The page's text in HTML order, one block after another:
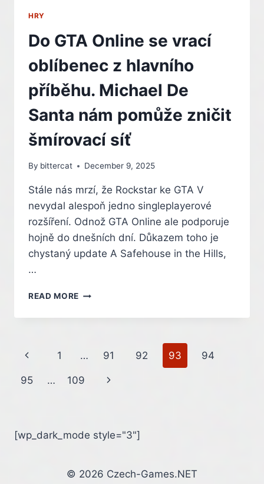
HARADA
PO
NEŽ
LETECH
ODCHÁZÍ
Z
TÝMU
HRY
Do GTA Online se vrací
oblíbenec z hlavního
příběhu. Michael De
Santa nám pomůže zničit
šmírovací síť
By bittercat December 9, 2025
Stále nás mrzí, že Rockstar ke GTA V
nevydal alespoň jedno singleplayerové
rozšíření. Odnož GTA Online ale podporuje
hojně do dnešních dní. Důkazem toho je
chystaný update A Safehouse in the Hills,
…
READ MORE DO
ONLINE
OBLÍBENEC
HLAVNÍHO
SANTA
NÁM
ŠMÍROVACÍ
Page
navigation
Previous
Page
1 … 91 92 93 94
95 … 109
Next
[wp_dark_mode style="3"]
© 2026 Czech-Games.NET